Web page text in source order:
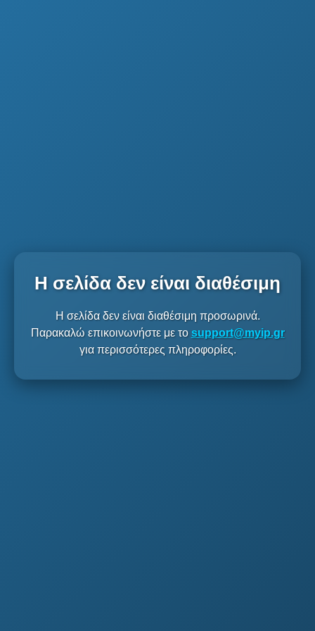
Η σελίδα δεν είναι διαθέσιμη
Η σελίδα δεν είναι διαθέσιμη προσωρινά.
Παρακαλώ επικοινωνήστε με το support@myip.gr
για περισσότερες πληροφορίες.